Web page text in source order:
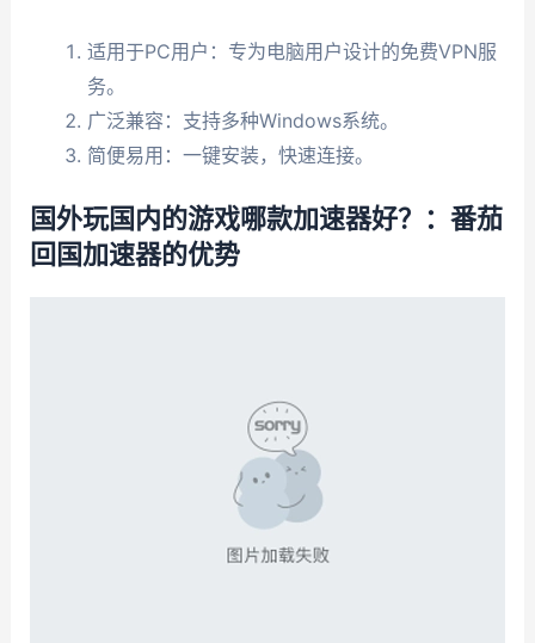
适用于PC用户：专为电脑用户设计的免费VPN服
务。
广泛兼容：支持多种Windows系统。
简便易用：一键安装，快速连接。
国外玩国内的游戏哪款加速器好？：番茄
回国加速器的优势